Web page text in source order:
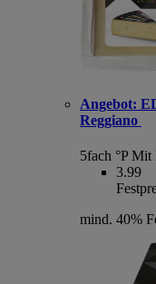
Angebot:
Reggiano
5fach °P Mit
3.99
mind. 40%